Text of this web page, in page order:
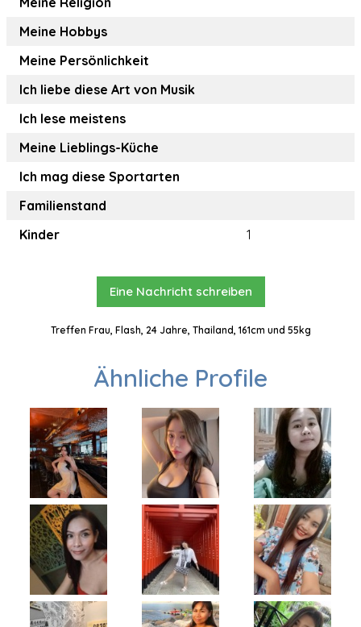
Meine Hobbys
Meine Persönlichkeit
Ich liebe diese Art von Musik
Ich lese meistens
Meine Lieblings-Küche
Ich mag diese Sportarten
Familienstand
Kinder
1
Eine Nachricht schreiben
Treffen Frau, Flash, 24 Jahre, Thailand, 161cm und 55kg
Ähnliche Profile